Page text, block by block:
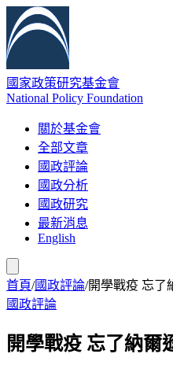
國家政策研究基金會
National Policy Foundation
關於基金會
全部文章
國政評論
國政分析
國政研究
最新消息
English
首頁/國政評論/開學戰疫 忘了
國政評論
開學戰疫 忘了納爾